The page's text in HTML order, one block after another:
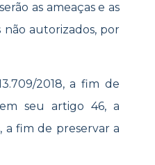
as ameaças e as
não autorizados, por
2018, a fim de
seu artigo 46, a
a fim de preservar a